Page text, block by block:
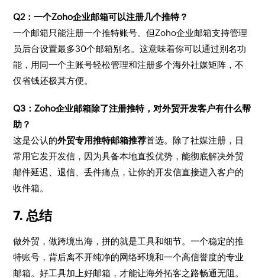
Q2：一个Zoho企业邮箱可以注册几个推特？
一个邮箱只能注册一个推特账号。但Zoho企业邮箱支持管理
员后台设置最多30个邮箱别名。这意味着你可以通过别名功
能，用同一个主账号轻松管理和注册多个海外社媒矩阵，不
仅省钱还极其方便。
Q3：Zoho企业邮箱除了注册推特，对外贸开发客户有什么帮
助？
这是公认的外贸专用推特邮箱推荐首选。除了社媒注册，日
常用它发开发信，因为具备本地直投优势，能彻底解决外贸
邮件延迟、退信、丢件痛点，让你的开发信直接进入客户的
收件箱。
7. 总结
做外贸，做跨境出海，拼的就是工具和细节。一个稳定的推
特账号，背后离不开纯净的网络环境和一个高信誉度的专业
邮箱。好工具加上好邮箱，才能让海外拓客之路畅通无阻。